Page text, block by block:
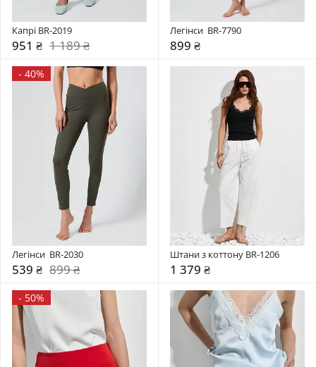
Капрі BR-2019
951 ₴ 1 189 ₴
Легінси  BR-7790
899 ₴
- 40%
Легінси  BR-2030
539 ₴ 899 ₴
Штани з коттону BR-1206
1 379 ₴
- 50%